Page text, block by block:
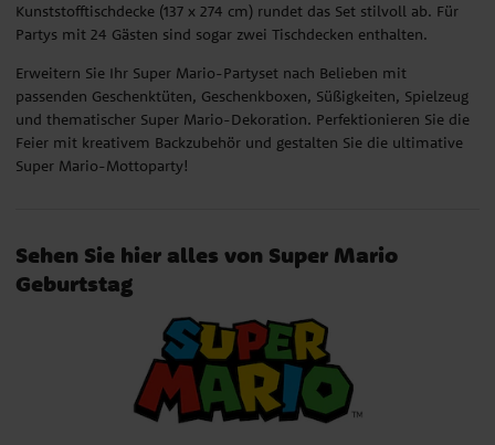
Kunststofftischdecke (137 x 274 cm) rundet das Set stilvoll ab. Für
Partys mit 24 Gästen sind sogar zwei Tischdecken enthalten.
Erweitern Sie Ihr Super Mario-Partyset nach Belieben mit
passenden Geschenktüten, Geschenkboxen, Süßigkeiten, Spielzeug
und thematischer Super Mario-Dekoration. Perfektionieren Sie die
Feier mit kreativem Backzubehör und gestalten Sie die ultimative
Super Mario-Mottoparty!
Sehen Sie hier alles von Super Mario
Geburtstag